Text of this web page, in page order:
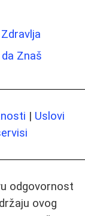
Znaš
| Uslovi
odgovornost
ovog